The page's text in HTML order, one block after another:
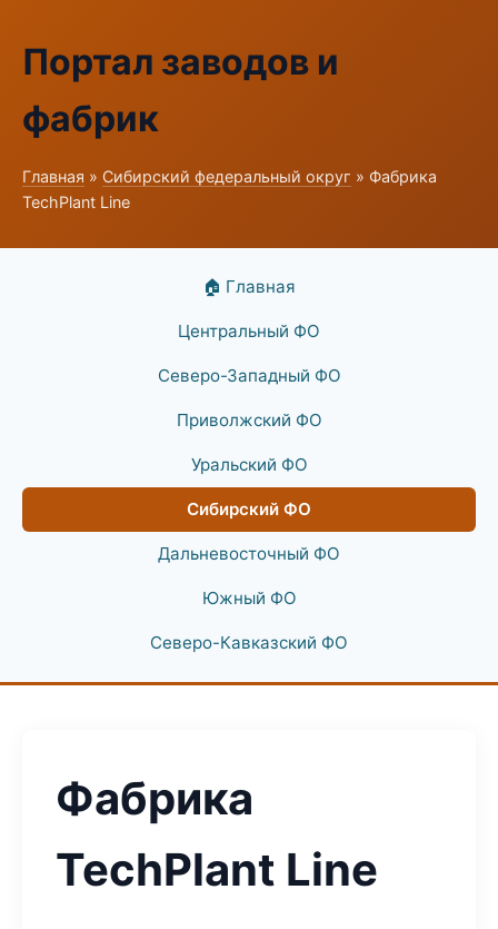
Портал заводов и
фабрик
Главная » Сибирский федеральный округ » Фабрика
TechPlant Line
🏠 Главная
Центральный ФО
Северо-Западный ФО
Приволжский ФО
Уральский ФО
Сибирский ФО
Дальневосточный ФО
Южный ФО
Северо-Кавказский ФО
Фабрика
TechPlant Line